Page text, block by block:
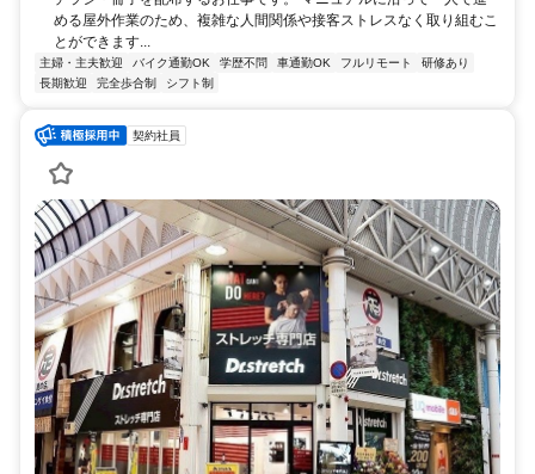
める屋外作業のため、複雑な人間関係や接客ストレスなく取り組むこ
とができます...
主婦・主夫歓迎 バイク通勤OK 学歴不問 車通勤OK フルリモート
研修あり
長期歓迎
完全歩合制 シフト制
契約社員